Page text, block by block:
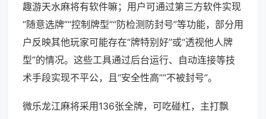
趣游天水麻将有软件嘛；用户可通过第三方软件实现
“随意选牌”“控制牌型”“防检测防封号”等功能，部分用
户反映其他玩家可能存在“牌特别好”或“透视他人牌
型”的情况。这些工具通过后台运行、自动连接等技
术手段实现不平公，且“安全性高”“不被封号”。
微乐龙江麻将采用136张全牌，可吃碰杠，主打飘